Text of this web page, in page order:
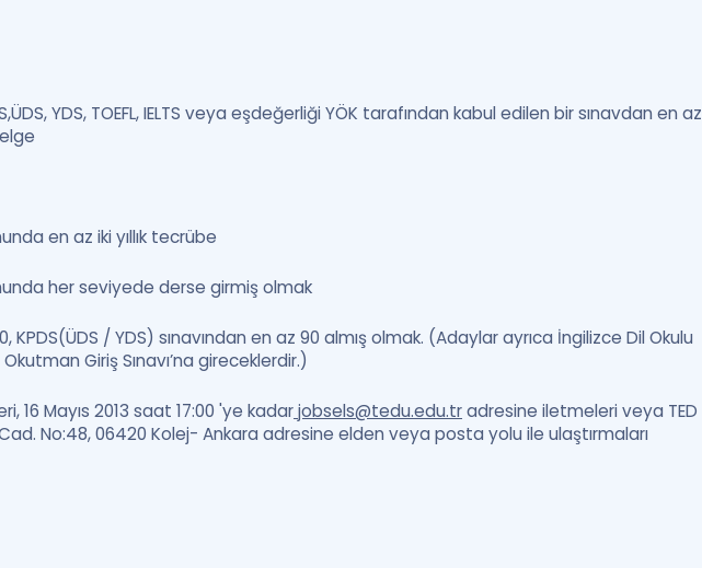
YDS, TOEFL, IELTS veya eşdeğerliği YÖK tarafından kabul edilen bir sınavdan en az
en az iki yıllık tecrübe
her seviyede derse girmiş olmak
KPDS(ÜDS / YDS) sınavından en az 90 almış olmak. (Adaylar ayrıca İngilizce Dil Okulu
Giriş Sınavı’na gireceklerdir.)
16 Mayıs 2013 saat 17:00 'ye kadarjobsels@tedu.edu.tradresine iletmeleri veya TED
No:48, 06420 Kolej- Ankara adresine elden veya posta yolu ile ulaştırmaları